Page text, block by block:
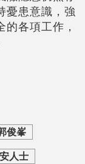
憂患意識，強
各項工作，
俊峯
人士